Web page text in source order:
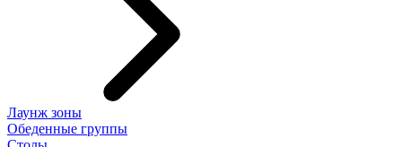
Лаунж зоны
Обеденные группы